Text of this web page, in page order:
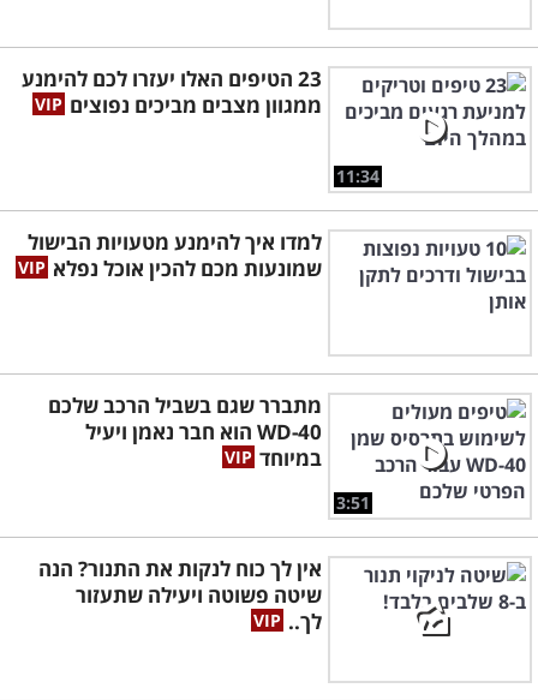
11:34
23 הטיפים האלו יעזרו לכם להימנע
ממגוון מצבים מביכים נפוצים
למדו איך להימנע מטעויות הבישול
שמונעות מכם להכין אוכל נפלא
3:51
מתברר שגם בשביל הרכב שלכם
WD-40 הוא חבר נאמן ויעיל
במיוחד
אין לך כוח לנקות את התנור? הנה
שיטה פשוטה ויעילה שתעזור
לך..